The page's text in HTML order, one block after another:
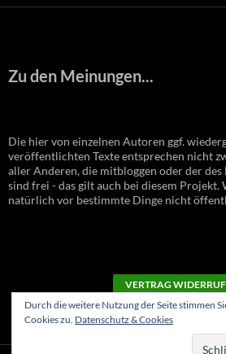
Zu den Meinungen...
Die hier von einzelnen Autoren ggf.
veröffentlichten Texte entsprechen nicht
aller Anderen, die mitbloggen oder der des
sind frei - das gilt auch bei diesem Projekt.
natürlich vor bestimmte Dinge nicht
VERTRAG
Durch die weitere Nutzung der Seite stimmen
Cookies zu. Datenschutz & Cookies